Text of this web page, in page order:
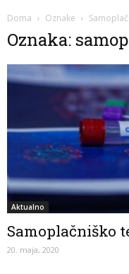
Doma Oznake
Oznaka:
Aktualno
Samoplačniško
20. maja, 2020